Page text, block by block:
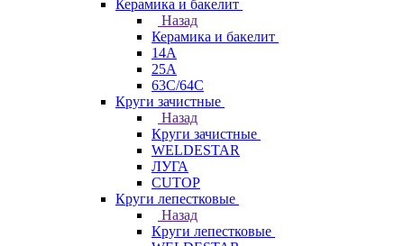
Керамика и бакелит
Назад
Керамика и бакелит
14А
25А
63С/64С
Круги зачистные
Назад
Круги зачистные
WELDESTAR
ЛУГА
CUTOP
Круги лепестковые
Назад
Круги лепестковые